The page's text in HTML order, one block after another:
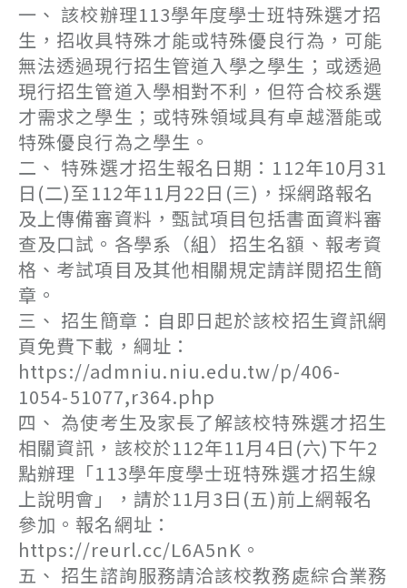
一、 該校辦理113學年度學士班特殊選才招
生，招收具特殊才能或特殊優良行為，可能
無法透過現行招生管道入學之學生；或透過
現行招生管道入學相對不利，但符合校系選
才需求之學生；或特殊領域具有卓越潛能或
特殊優良行為之學生。
二、 特殊選才招生報名日期：112年10月31
日(二)至112年11月22日(三)，採網路報名
及上傳備審資料，甄試項目包括書面資料審
查及口試。各學系（組）招生名額、報考資
格、考試項目及其他相關規定請詳閱招生簡
章。
三、 招生簡章：自即日起於該校招生資訊網
頁免費下載，綱址：
https://admniu.niu.edu.tw/p/406-
1054-51077,r364.php
四、 為使考生及家長了解該校特殊選才招生
相關資訊，該校於112年11月4日(六)下午2
點辦理「113學年度學士班特殊選才招生線
上說明會」，請於11月3日(五)前上網報名
參加。報名網址：
https://reurl.cc/L6A5nK。
五、 招生諮詢服務請洽該校教務處綜合業務